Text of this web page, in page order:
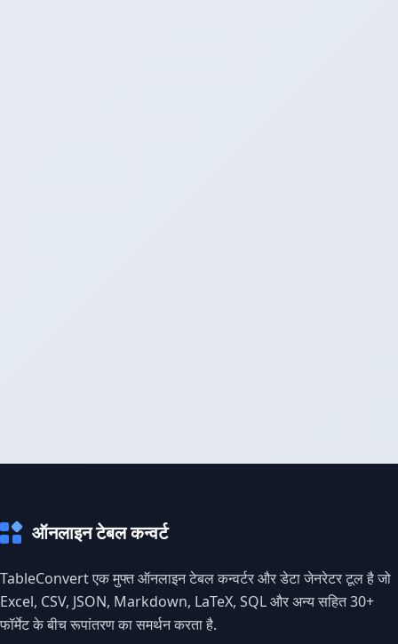
ऑनलाइन टेबल कन्वर्ट
TableConvert एक मुफ्त ऑनलाइन टेबल कन्वर्टर और डेटा जेनरेटर टूल है जो
Excel, CSV, JSON, Markdown, LaTeX, SQL और अन्य सहित 30+
फॉर्मेट के बीच रूपांतरण का समर्थन करता है.